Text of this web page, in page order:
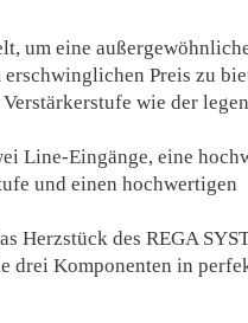
um eine
erschwinglichen Preis zu
wie der
Line-Eingänge, eine
und einen hochwertigen
Herzstück des REGA
drei Komponenten in